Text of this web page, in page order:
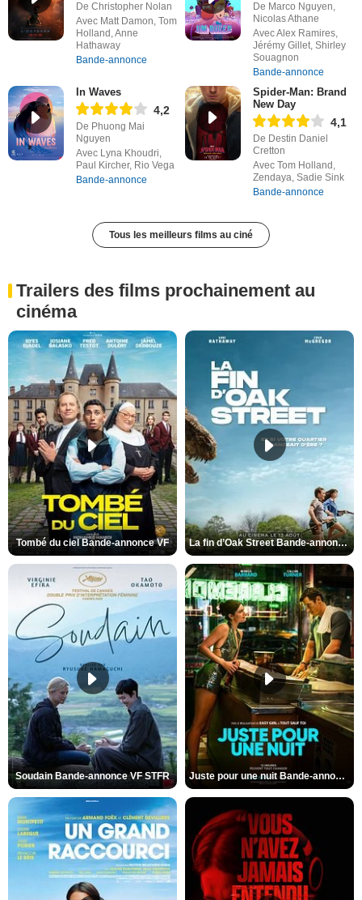
De Christopher Nolan
Avec Matt Damon, Tom
Holland, Anne
Hathaway
Bande-annonce
De Marco Nguyen,
Nicolas Athane
Avec Alex Ramires,
Jérémy Gillet, Shirley
Souagnon
Bande-annonce
In Waves
4,2
De Phuong Mai
Nguyen
Avec Lyna Khoudri,
Paul Kircher, Rio Vega
Bande-annonce
Spider-Man: Brand
New Day
4,1
De Destin Daniel
Cretton
Avec Tom Holland,
Zendaya, Sadie Sink
Bande-annonce
Tous les meilleurs films au ciné
Trailers des films prochainement au
cinéma
Tombé du ciel Bande-annonce VF La fin d’Oak Street Bande-annonce VO STFR
Soudain Bande-annonce VF STFR Juste pour une nuit Bande-annonce VO STFR